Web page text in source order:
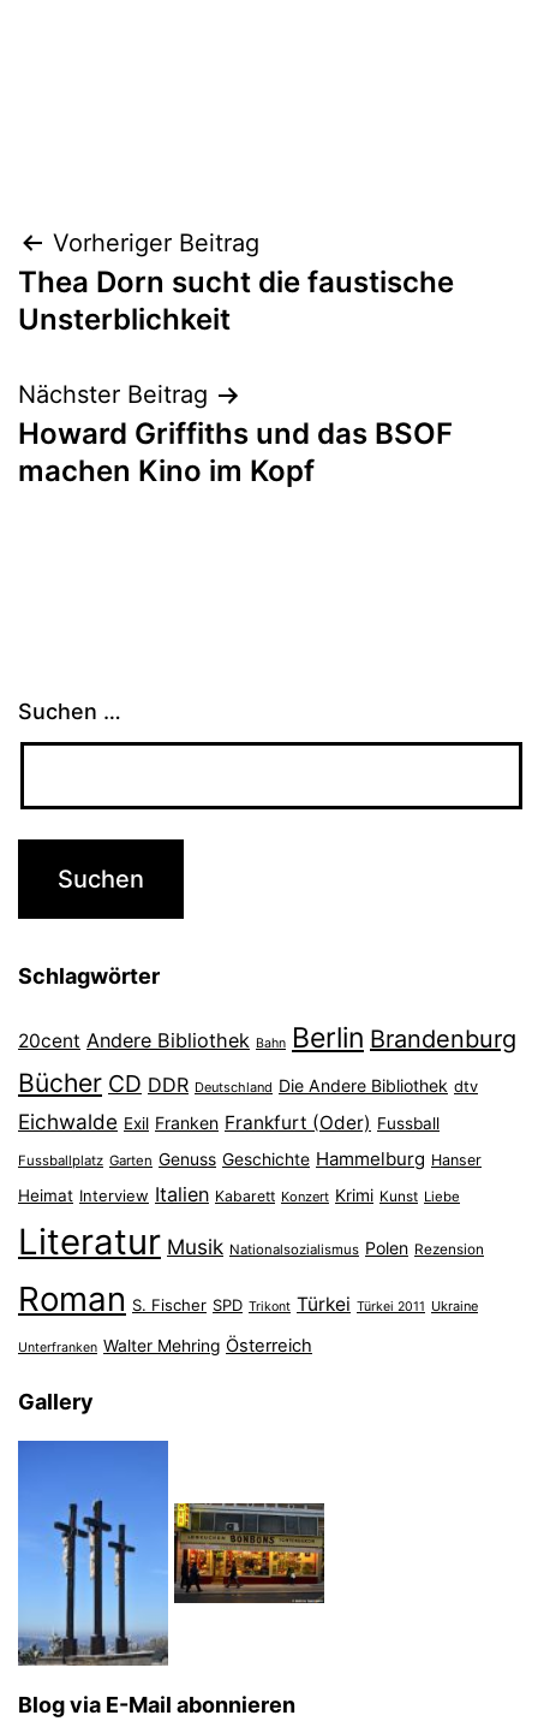
Beitragsnavigation
Vorheriger Beitrag
Thea Dorn sucht die faustische
Unsterblichkeit
Nächster Beitrag
Howard Griffiths und das BSOF
machen Kino im Kopf
Suchen …
Schlagwörter
20cent Andere Bibliothek Bahn Berlin Brandenburg
Bücher CD DDR Deutschland Die Andere Bibliothek dtv
Eichwalde Exil Franken Frankfurt (Oder) Fussball
Fussballplatz Garten Genuss Geschichte Hammelburg Hanser
Heimat Interview Italien Kabarett Konzert Krimi Kunst Liebe
Literatur Musik Nationalsozialismus Polen Rezension
Roman S. Fischer SPD Trikont Türkei Türkei 2011 Ukraine
Unterfranken Walter Mehring Österreich
Gallery
Blog via E-Mail abonnieren